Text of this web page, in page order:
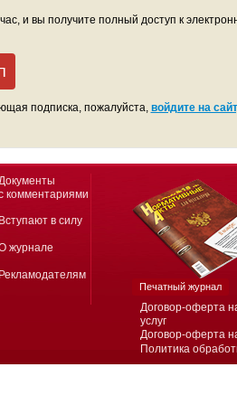
и вы получите полный доступ к
подписка, пожалуйста, войдите на
Договор-оферта
услуг
Договор-оферта
Политика
Документы
комментариями
Вступают в силу
журнале
Рекламодателям
Печатный журнал